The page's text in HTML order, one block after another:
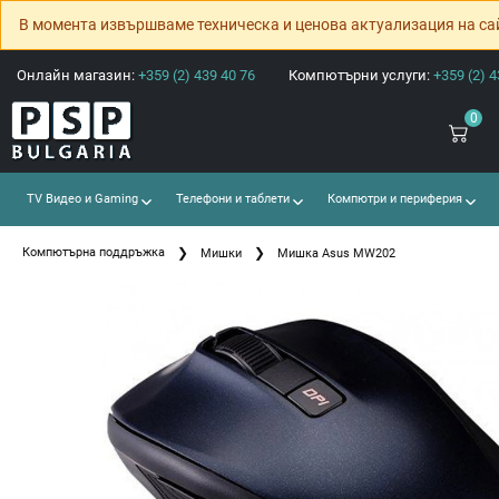
В момента извършваме техническа и ценова актуализация на
Онлайн магазин: +359 (2) 439 40 76 Компютърни услуги: +359 (2)
0
TV Видео и Gaming Телефони и таблети Компютри и периферия
Компютърна поддръжка Мишки Мишка Asus MW202